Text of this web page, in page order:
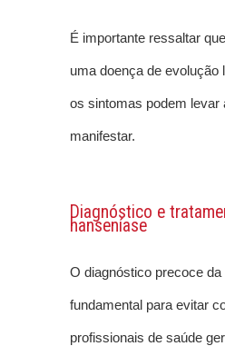
É importante ressaltar
uma doença de evolução
os sintomas podem levar
manifestar.
Diagnóstico e
hanseníase
O diagnóstico precoce
fundamental para evitar
profissionais de saúde